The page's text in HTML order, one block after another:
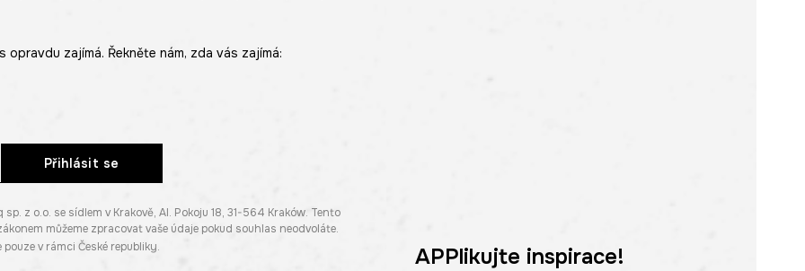
zajímá. Řekněte nám, zda vás zajímá:
Přihlásit se
z o.o. se sídlem v Krakově, Al. Pokoju 18, 31-564 Kraków. Tento
můžeme zpracovat vaše údaje pokud souhlas neodvoláte.
pouze v rámci České republiky. APPlikujte inspirace!